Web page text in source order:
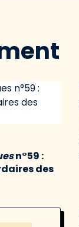
n°59 :
des